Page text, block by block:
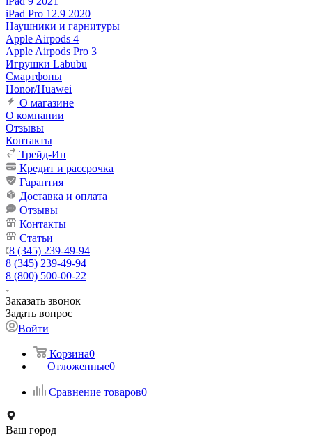
iPad Pro 12.9 2020
Наушники и гарнитуры
Apple Airpods 4
Apple Airpods Pro 3
Игрушки Labubu
Смартфоны
Honor/Huawei
О магазине
О компании
Отзывы
Контакты
Трейд-Ин
Кредит и рассрочка
Гарантия
Доставка и оплата
Отзывы
Контакты
Статьи
8 (345) 239-49-94
8 (345) 239-49-94
8 (800) 500-00-22
Заказать звонок
Задать вопрос
Войти
Корзина0
Отложенные0
Сравнение товаров0
Ваш город